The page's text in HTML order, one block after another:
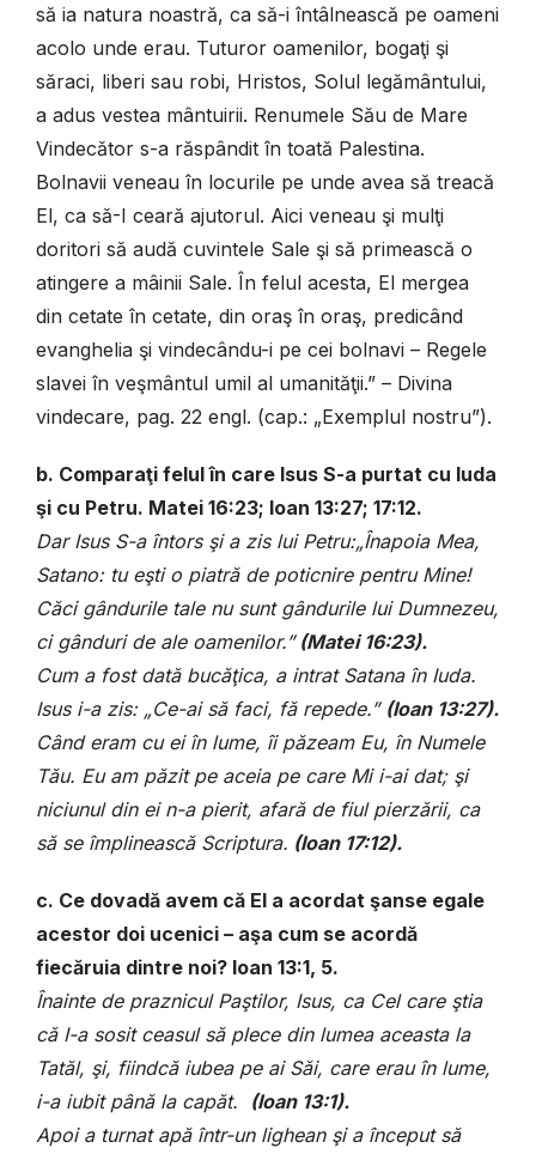
să ia natura noastră, ca să-i întâlnească pe oameni
acolo unde erau. Tuturor oamenilor, bogaţi şi
săraci, liberi sau robi, Hristos, Solul legământului,
a adus vestea mântuirii. Renumele Său de Mare
Vindecător s-a răspândit în toată Palestina.
Bolnavii veneau în locurile pe unde avea să treacă
El, ca să-I ceară ajutorul. Aici veneau şi mulţi
doritori să audă cuvintele Sale şi să primească o
atingere a mâinii Sale. În felul acesta, El mergea
din cetate în cetate, din oraş în oraş, predicând
evanghelia şi vindecându-i pe cei bolnavi – Regele
slavei în veşmântul umil al umanităţii.” – Divina
vindecare, pag. 22 engl. (cap.: „Exemplul nostru”).
b. Comparaţi felul în care Isus S-a purtat cu Iuda
şi cu Petru. Matei 16:23; Ioan 13:27; 17:12.
Dar Isus S-a întors şi a zis lui Petru:„Înapoia Mea,
Satano: tu eşti o piatră de poticnire pentru Mine!
Căci gândurile tale nu sunt gândurile lui Dumnezeu,
ci gânduri de ale oamenilor.”(Matei 16:23).
Cum a fost dată bucăţica, a intrat Satana în Iuda.
Isus i-a zis: „Ce-ai să faci, fă repede.” (Ioan 13:27).
Când eram cu ei în lume, îi păzeam Eu, în Numele
Tău. Eu am păzit pe aceia pe care Mi i-ai dat; şi
niciunul din ei n-a pierit, afară de fiul pierzării, ca
să se împlinească Scriptura. (Ioan 17:12).
c. Ce dovadă avem că El a acordat şanse egale
acestor doi ucenici – aşa cum se acordă
fiecăruia dintre noi? Ioan 13:1, 5.
Înainte de praznicul Paştilor, Isus, ca Cel care ştia
că I-a sosit ceasul să plece din lumea aceasta la
Tatăl, şi, fiindcă iubea pe ai Săi, care erau în lume,
i-a iubit până la capăt. (Ioan 13:1).
Apoi a turnat apă într-un lighean şi a început să